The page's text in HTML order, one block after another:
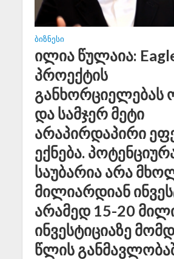
ᲑᲘᲖᲜᲔᲡᲘ
ილია წულაია:
პროექტის
განხორციელებას
და სამჯერ მეტი
არაპირდაპირი
ექნება.
საუბარია არა
მილიარდიან
არამედ 15-20
ინვესტიციაზე
წლის